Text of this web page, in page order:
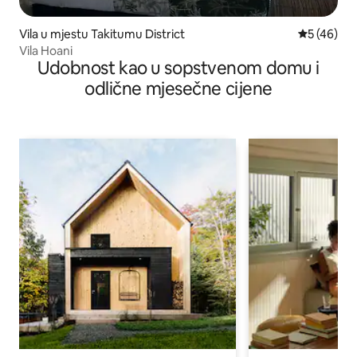
Vila u mjestu Takitumu District prosječna
5 (46)
Vila Hoani
Udobnost kao u sopstvenom domu i
odlične mjesečne cijene